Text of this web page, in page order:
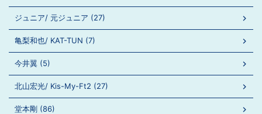
ジュニア/ 元ジュニア (27)
亀梨和也/ KAT-TUN (7)
今井翼 (5)
北山宏光/ Kis-My-Ft2 (27)
堂本剛 (86)